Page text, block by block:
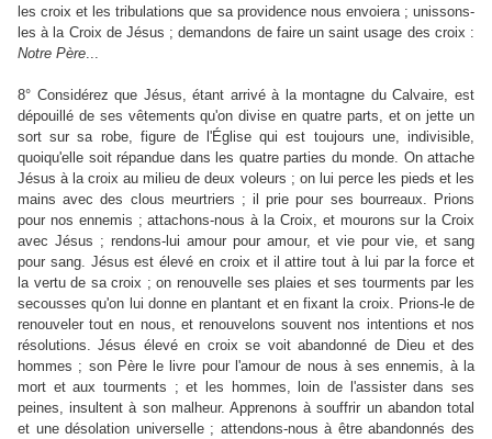
les croix et les tribulations que sa providence nous envoiera ; unissons-
les à la Croix de Jésus ; demandons de faire un saint usage des croix :
Notre Père...
8° Considérez que Jésus, étant arrivé à la montagne du Calvaire, est
dépouillé de ses vêtements qu'on divise en quatre parts, et on jette un
sort sur sa robe, figure de l'Église qui est toujours une, indivisible,
quoiqu'elle soit répandue dans les quatre parties du monde. On attache
Jésus à la croix au milieu de deux voleurs ; on lui perce les pieds et les
mains avec des clous meurtriers ; il prie pour ses bourreaux. Prions
pour nos ennemis ; attachons-nous à la Croix, et mourons sur la Croix
avec Jésus ; rendons-lui amour pour amour, et vie pour vie, et sang
pour sang. Jésus est élevé en croix et il attire tout à lui par la force et
la vertu de sa croix ; on renouvelle ses plaies et ses tourments par les
secousses qu'on lui donne en plantant et en fixant la croix. Prions-le de
renouveler tout en nous, et renouvelons souvent nos intentions et nos
résolutions. Jésus élevé en croix se voit abandonné de Dieu et des
hommes ; son Père le livre pour l'amour de nous à ses ennemis, à la
mort et aux tourments ; et les hommes, loin de l'assister dans ses
peines, insultent à son malheur. Apprenons à souffrir un abandon total
et une désolation universelle ; attendons-nous à être abandonnés des